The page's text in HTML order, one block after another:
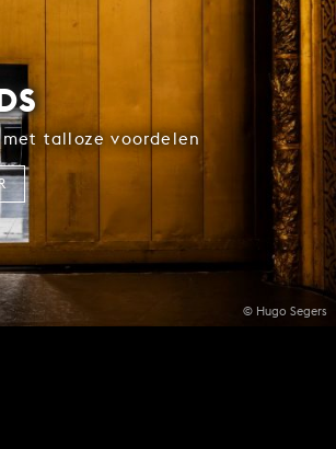
© Hugo Segers
talloze voordelen